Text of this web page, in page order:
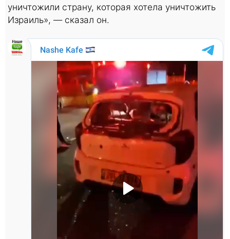
уничтожили страну, которая хотела уничтожить
Израиль», — сказал он.